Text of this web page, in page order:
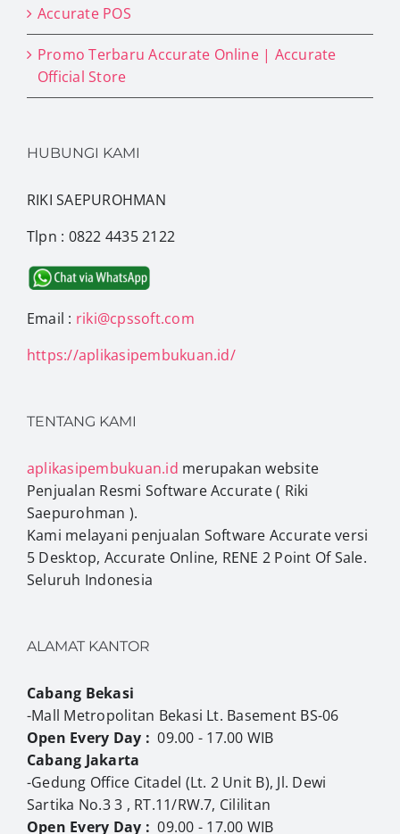
Accurate POS
Promo Terbaru Accurate Online | Accurate
Official Store
HUBUNGI KAMI
RIKI SAEPUROHMAN
Tlpn : 0822 4435 2122
Email : riki@cpssoft.com
https://aplikasipembukuan.id/
TENTANG KAMI
aplikasipembukuan.id merupakan website
Penjualan Resmi Software Accurate ( Riki
Saepurohman ).
Kami melayani penjualan Software Accurate versi
5 Desktop, Accurate Online, RENE 2 Point Of Sale.
Seluruh Indonesia
ALAMAT KANTOR
Cabang Bekasi
-Mall Metropolitan Bekasi Lt. Basement BS-06
Open Every Day : 09.00 - 17.00 WIB
Cabang Jakarta
-Gedung Office Citadel (Lt. 2 Unit B), Jl. Dewi
Sartika No.3 3 , RT.11/RW.7, Cililitan
Open Every Day : 09.00 - 17.00 WIB